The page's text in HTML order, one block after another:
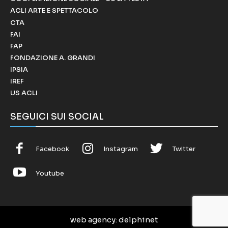
ACLI ARTE E SPETTACOLO
CTA
FAI
FAP
FONDAZIONE A. GRANDI
IPSIA
IREF
US ACLI
SEGUICI SUI SOCIAL
Facebook Instagram Twitter
Youtube
web agency: delphinet